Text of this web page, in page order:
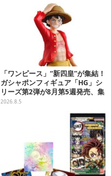
「ワンピース」“新四皇”が集結！
ガシャポンフィギュア「HG」シ
リーズ第2弾が8月第5週発売、集
めて並べたくなるクオリティ
2026.8.5